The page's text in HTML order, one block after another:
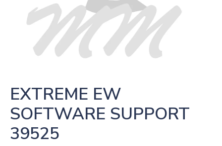
EXTREME EW
SOFTWARE SUPPORT
39525